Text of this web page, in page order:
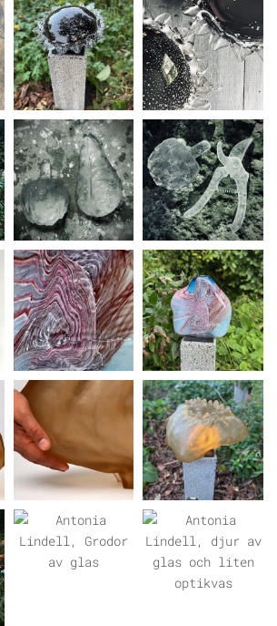
ÖPPNA GALLERI ÖPPNA GALLERI
ÖPPNA GALLERI ÖPPNA GALLERI
ÖPPNA GALLERI ÖPPNA GALLERI
ÖPPNA GALLERI ÖPPNA GALLERI
ÖPPNA GALLERI